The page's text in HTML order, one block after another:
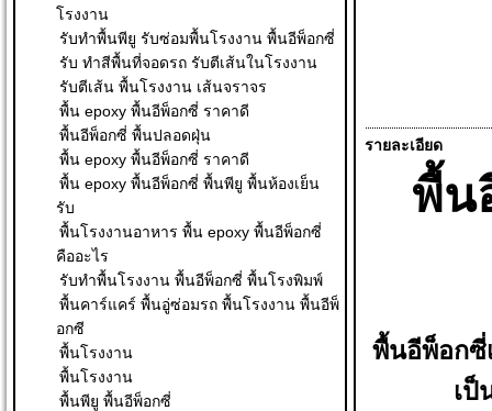
โรงงาน
รับทำพื้นพียู รับซ่อมพื้นโรงงาน พื้นอีพ็อกซี่
รับ ทําสีพื้นที่จอดรถ รับตีเส้นในโรงงาน
รับตีเส้น พื้นโรงงาน เส้นจราจร
พื้น epoxy พื้นอีพ็อกซี่ ราคาดี
พื้นอีพ็อกซี่ พื้นปลอดฝุ่น
พื้น epoxy พื้นอีพ็อกซี่ ราคาดี
พื้น epoxy พื้นอีพ็อกซี่ พื้นพียู พื้นห้องเย็น
รับ
พื้นโรงงานอาหาร พื้น epoxy พื้นอีพ็อกซี่
คืออะไร
รับทำพื้นโรงงาน พื้นอีพ็อกซี่ พื้นโรงพิมพ์
พื้นคาร์แคร์ พื้นอู่ซ่อมรถ พื้นโรงงาน พื้นอีพ็
อกซี
พื้นโรงงาน
พื้นโรงงาน
พื้นพียู พื้นอีพ็อกซี่
รายละเอียด
พื้น
พื้นอีพ็อกซี่
เป็